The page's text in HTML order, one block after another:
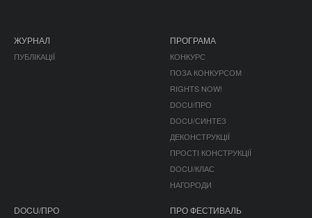
ЖУРНАЛ
ПУБЛІКАЦІЇ
ПРОГРАМА
КОНКУРС
ПОЗА КОНКУРСОМ
RIGHTS NOW!
DOCU/ПРО
DOCU/СИНТЕЗ
ДЕКОНСТРУКЦІЇ
ПРОСТІ КОНСТРУКЦІЇ
DOCU/КЛАС
НАГОРОДИ
DOCU/ПРО ПРО ФЕСТИВАЛЬ